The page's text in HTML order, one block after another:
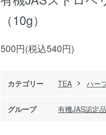
（10g）
500円(税込540円)
カテゴリー TEA ハー
グループ 有機JAS認定